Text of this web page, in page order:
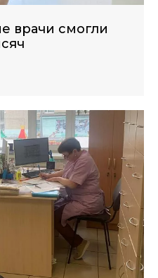
врачи смогли